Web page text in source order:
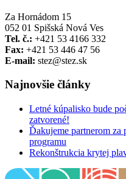
Za Hornádom 15
052 01 Spišská Nová Ves
Tel. č.: +421 53 4166 332
Fax: +421 53 446 47 56
E-mail: stez@stez.sk
Najnovšie články
Letné kúpalisko bude
zatvorené!
Ďakujeme partnerom za
programu
Rekonštrukcia krytej